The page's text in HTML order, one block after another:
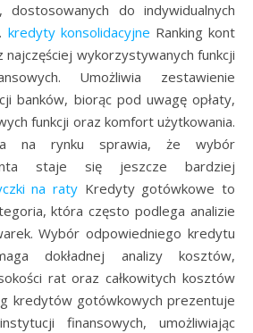
dostosowanych do indywidualnych
kredyty konsolidacyjne Ranking kont
wykorzystywanych funkcji
Umożliwia zestawienie
banków, biorąc pod uwagę opłaty,
funkcji oraz komfort użytkowania.
na rynku sprawia, że wybór
staje się jeszcze bardziej
na raty Kredyty gotówkowe to
która często podlega analizie
Wybór odpowiedniego kredytu
dokładnej analizy kosztów,
rat oraz całkowitych kosztów
kredytów gotówkowych prezentuje
finansowych, umożliwiając